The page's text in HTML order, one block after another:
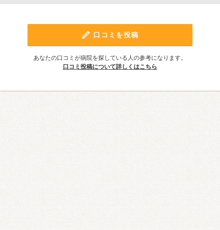
口コミを投稿
あなたの口コミが病院を探している人の参考になります。
口コミ投稿について詳しくはこちら